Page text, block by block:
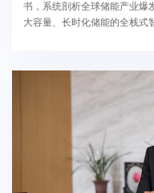
书，系统剖析全球储能产业爆
大容量、长时化储能的全栈式